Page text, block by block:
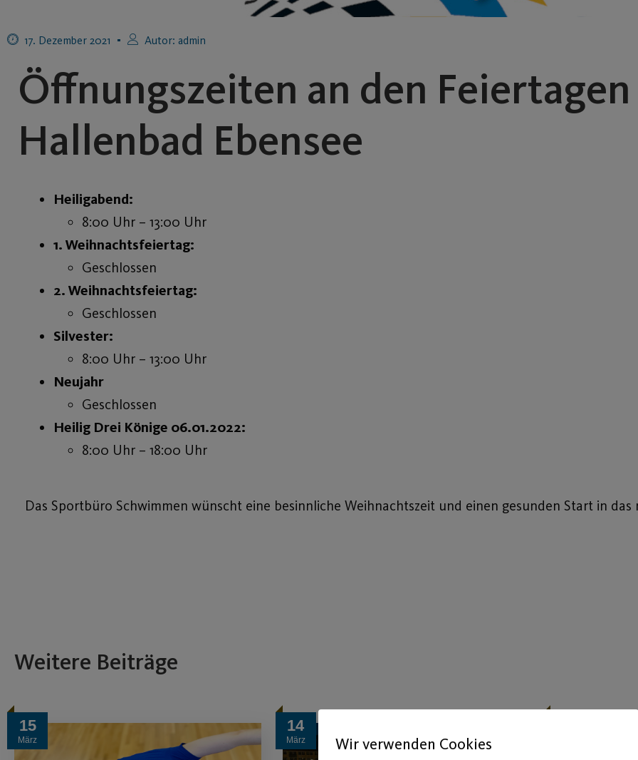
17. Dezember 2021 Autor: admin
Öffnungszeiten an den
Hallenbad Ebensee
Heiligabend:
8:00 Uhr – 13:00 Uhr
1. Weihnachtsfeiertag:
Geschlossen
2. Weihnachtsfeiertag:
Geschlossen
Silvester:
8:00 Uhr – 13:00 Uhr
Neujahr
Geschlossen
Heilig Drei Könige 06.01.2022:
8:00 Uhr – 18:00 Uhr
Das Sportbüro Schwimmen wünscht eine besinnliche Weihnachtszeit und einen gesunden Start in das
Weitere Beiträge
15
März
14
März Wir verwenden Cookies